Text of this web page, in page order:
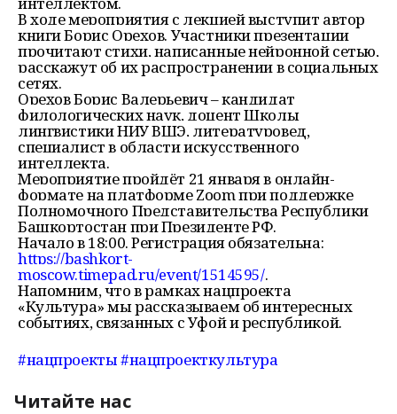
В ходе мероприятия с лекцией выступит автор
книги Борис Орехов. Участники презентации
прочитают стихи, написанные нейронной сетью,
расскажут об их распространении в социальных
сетях.
Орехов Борис Валерьевич – кандидат
филологических наук, доцент Школы
лингвистики НИУ ВШЭ, литературовед,
специалист в области искусственного
интеллекта.
Мероприятие пройдёт 21 января в онлайн-
формате на платформе Zoom при поддержке
Полномочного Представительства Республики
Башкортостан при Президенте РФ.
Начало в 18:00. Регистрация обязательна:
https://bashkort-
moscow.timepad.ru/event/1514595/.
Напомним, что в рамках нацпроекта
«Культура» мы рассказываем об интересных
событиях, связанных с Уфой и республикой.
#нацпроекты#нацпроекткультура
Читайте нас